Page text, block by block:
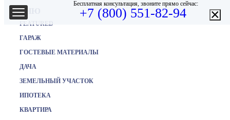
×
МЕНЮ
FEATURED
ГАРАЖ
ГОСТЕВЫЕ МАТЕРИАЛЫ
ДАЧА
ЗЕМЕЛЬНЫЙ УЧАСТОК
ИПОТЕКА
КВАРТИРА
Бесплатная консультация, звоните прямо сейчас:
+7 (800) 551-82-94